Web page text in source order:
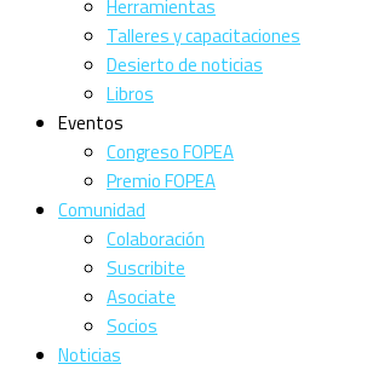
Herramientas
Talleres y capacitaciones
Desierto de noticias
Libros
Eventos
Congreso FOPEA
Premio FOPEA
Comunidad
Colaboración
Suscribite
Asociate
Socios
Noticias